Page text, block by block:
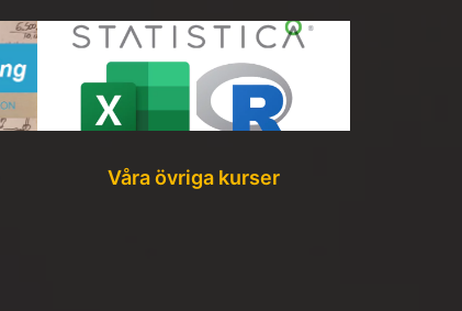
Våra övriga kurser